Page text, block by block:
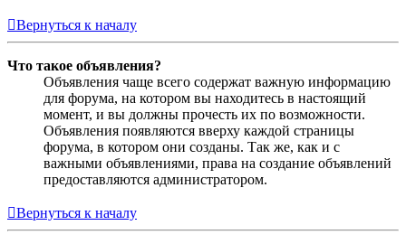
Вернуться к началу
Что такое объявления?
Объявления чаще всего содержат важную информацию
для форума, на котором вы находитесь в настоящий
момент, и вы должны прочесть их по возможности.
Объявления появляются вверху каждой страницы
форума, в котором они созданы. Так же, как и с
важными объявлениями, права на создание объявлений
предоставляются администратором.
Вернуться к началу